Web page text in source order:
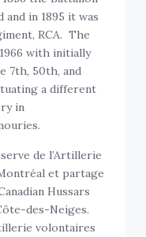
in 1895 it was
RCA. The
with initially
7th, 50th, and
a different
in
de l’Artillerie
et partage
Hussars
des-Neiges.
volontaires